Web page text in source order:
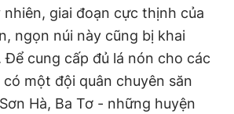
nhiên, giai đoạn cực thịnh của
ngọn núi này cũng bị khai
cung cấp đủ lá nón cho các
có một đội quân chuyên săn
Hà, Ba Tơ - những huyện